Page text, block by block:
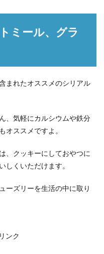
ミール、グラ
まれたオススメのシリアル
、気軽にカルシウムや鉄分
オススメですよ。
、クッキーにしておやつに
しくいただけます。
ーズリーを生活の中に取り
ンク